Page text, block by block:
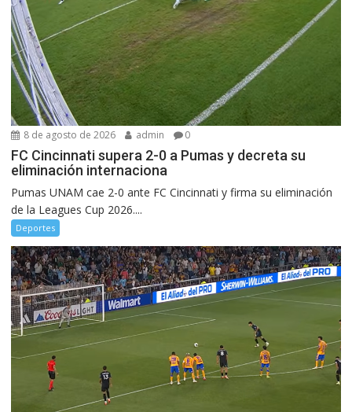
8 de agosto de 2026 admin 0
FC Cincinnati supera 2-0 a Pumas y decreta su
eliminación internaciona
Pumas UNAM cae 2-0 ante FC Cincinnati y firma su eliminación
de la Leagues Cup 2026....
Deportes